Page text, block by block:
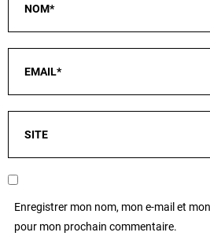
Enregistrer mon nom, mon e-mail et
pour mon prochain commentaire.